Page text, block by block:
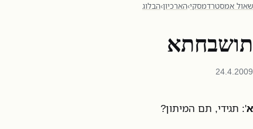
שאול אמסטרדמסקי›הארכיון›הבלוג
תושבחתא
24.4.2009
א': תגידי, תם המיתון?